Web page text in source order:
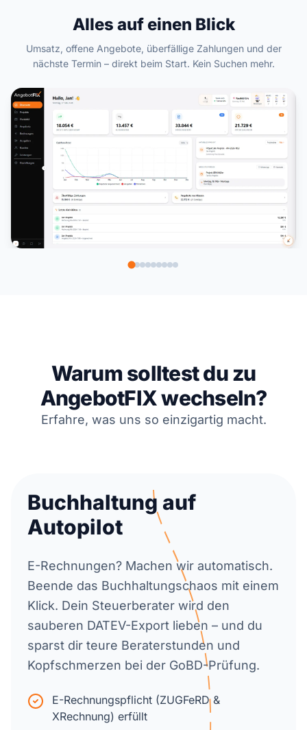
Alles auf einen Blick
Umsatz, offene Angebote, überfällige Zahlungen und der
nächste Termin – direkt beim Start. Kein Suchen mehr.
Warum solltest du zu
AngebotFIX wechseln?
Erfahre, was uns so einzigartig macht.
Buchhaltung auf
Autopilot
E-Rechnungen? Machen wir automatisch.
Beende das Buchhaltungschaos mit einem
Klick. Dein Steuerberater wird den
sauberen DATEV-Export lieben – und du
sparst dir teure Beraterstunden und
Kopfschmerzen bei der GoBD-Prüfung.
E-Rechnungspflicht (ZUGFeRD &
XRechnung) erfüllt